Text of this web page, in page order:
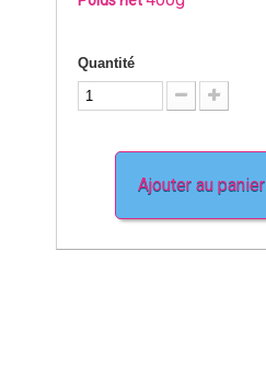
Quantité
Ajouter au panier